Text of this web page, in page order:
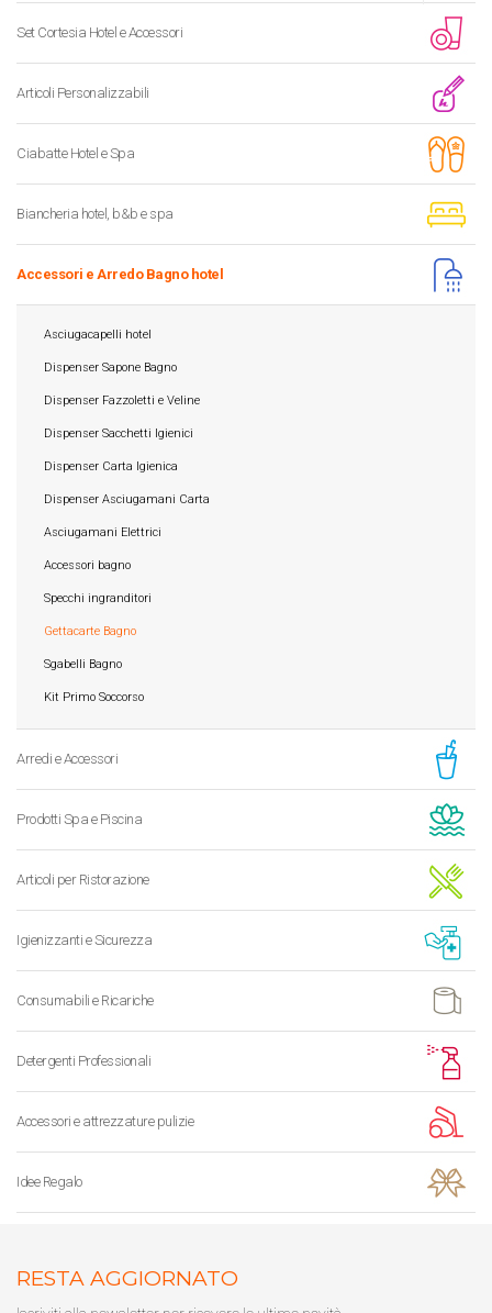
Set Cortesia Hotel e Accessori
Articoli Personalizzabili
Ciabatte Hotel e Spa
Biancheria hotel, b&b e spa
Accessori e Arredo Bagno hotel
Asciugacapelli hotel
Dispenser Sapone Bagno
Dispenser Fazzoletti e Veline
Dispenser Sacchetti Igienici
Dispenser Carta Igienica
Dispenser Asciugamani Carta
Asciugamani Elettrici
Accessori bagno
Specchi ingranditori
Gettacarte Bagno
Sgabelli Bagno
Kit Primo Soccorso
Arredi e Accessori
Prodotti Spa e Piscina
Articoli per Ristorazione
Igienizzanti e Sicurezza
Consumabili e Ricariche
Detergenti Professionali
Accessori e attrezzature pulizie
Idee Regalo
RESTA AGGIORNATO